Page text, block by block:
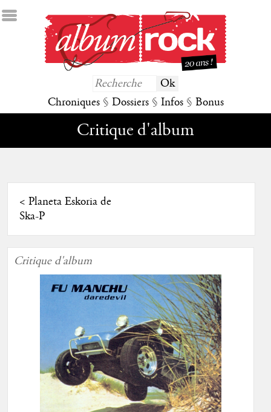
Chroniques § Dossiers § Infos § Bonus
Critique d'album
< Planeta Eskoria de
Ska-P
Critique d'album